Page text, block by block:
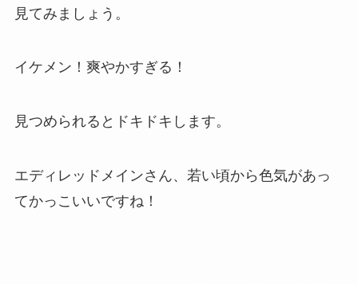
見てみましょう。
イケメン！爽やかすぎる！
見つめられるとドキドキします。
エディレッドメインさん、若い頃から色気があっ
てかっこいいですね！